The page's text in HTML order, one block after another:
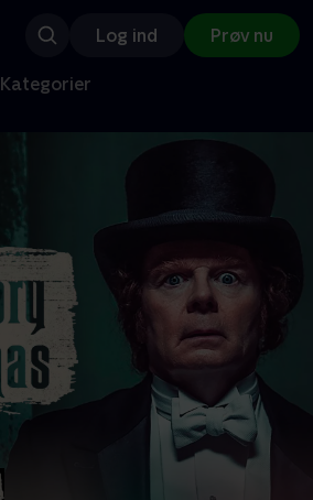
Log ind Prøv nu
Kategorier